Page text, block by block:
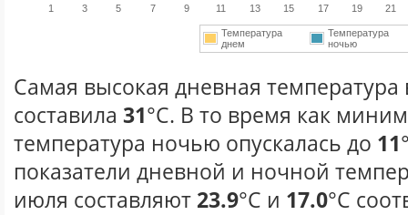
1 3 5 7 9 11 13 15 17 19 21
Температура
днем
Температура
ночью
Самая высокая дневная температура
составила 31°С. В то время как
температура ночью опускалась до 11
показатели дневной и ночной
июля составляют 23.9°С и 17.0°С